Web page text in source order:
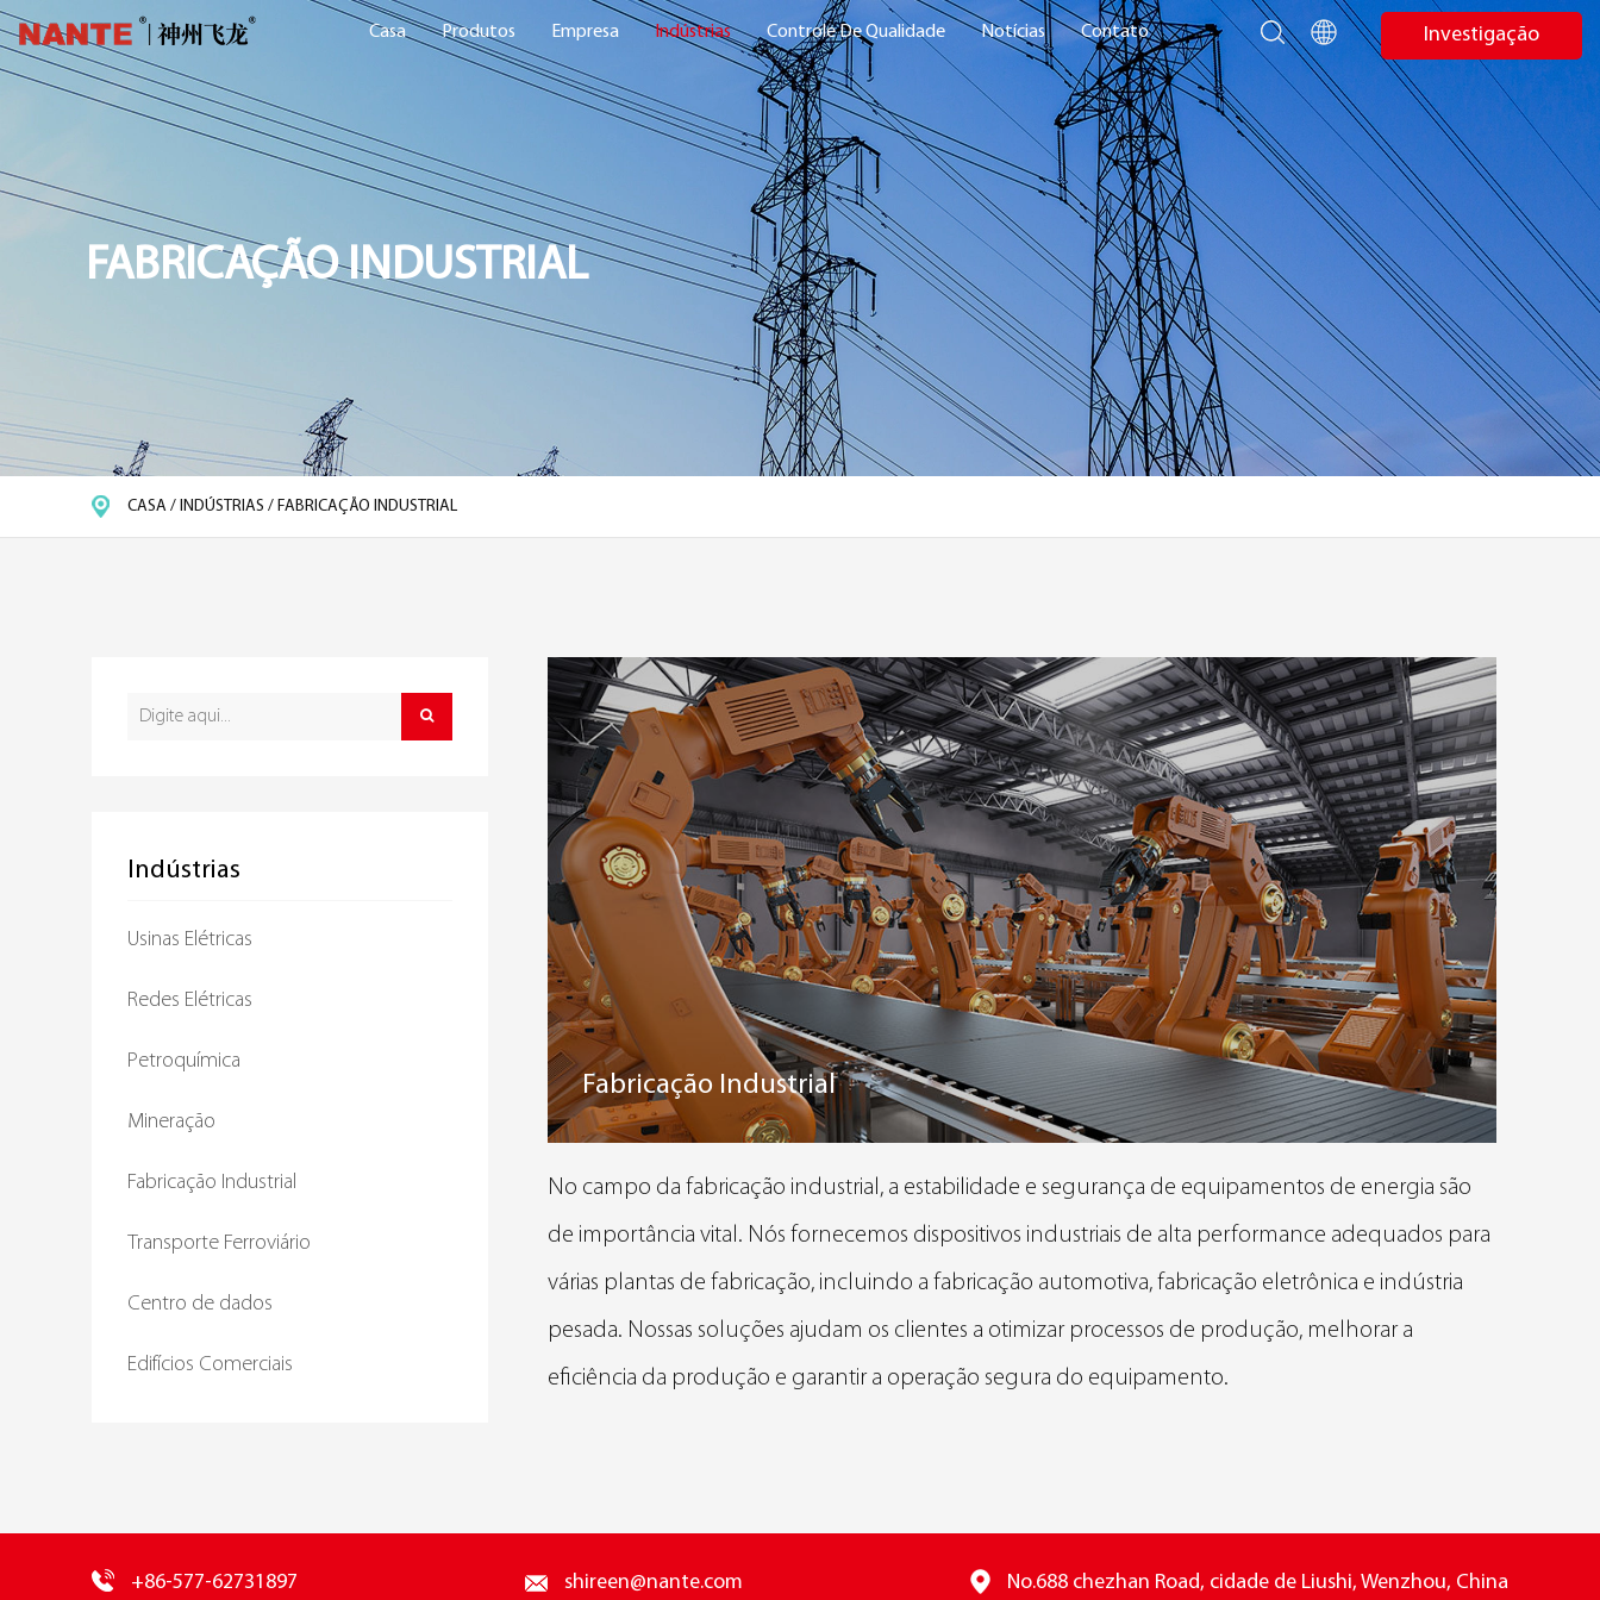
Casa Produtos Empresa Indústrias Controle De Qualidade Notícias Contato Investigação
FABRICAÇÃO INDUSTRIAL
CASA / INDÚSTRIAS / FABRICAÇÃO INDUSTRIAL
Indústrias
Usinas Elétricas
Redes Elétricas
Petroquímica
Mineração
Fabricação Industrial
Transporte Ferroviário
Centro de dados
Edifícios Comerciais
Fabricação Industrial
No campo da fabricação industrial, a estabilidade e segurança de equipamentos de energia são
de importância vital. Nós fornecemos dispositivos industriais de alta performance adequados para
várias plantas de fabricação, incluindo a fabricação automotiva, fabricação eletrônica e indústria
pesada. Nossas soluções ajudam os clientes a otimizar processos de produção, melhorar a
eficiência da produção e garantir a operação segura do equipamento.
+86-577-62731897 shireen@nante.com No.688 chezhan Road, cidade de Liushi, Wenzhou, China